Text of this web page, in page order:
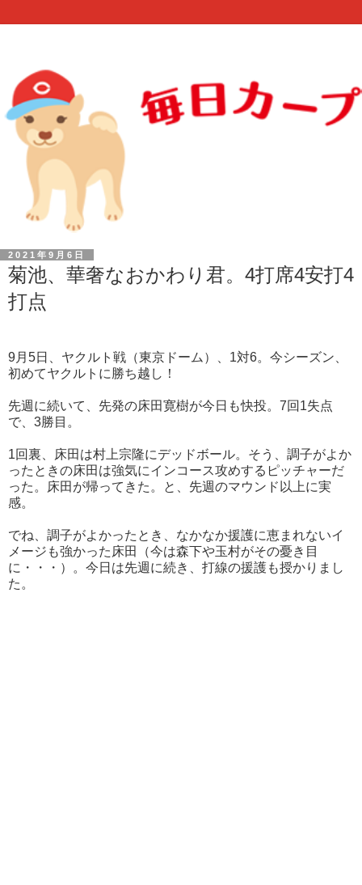
2021年9月6日
菊池、華奢なおかわり君。4打席4安打4
打点
9月5日、ヤクルト戦（東京ドーム）、1対6。今シーズン、
初めてヤクルトに勝ち越し！
先週に続いて、先発の床田寛樹が今日も快投。7回1失点
で、3勝目。
1回裏、床田は村上宗隆にデッドボール。そう、調子がよか
ったときの床田は強気にインコース攻めするピッチャーだ
った。床田が帰ってきた。と、先週のマウンド以上に実
感。
でね、調子がよかったとき、なかなか援護に恵まれないイ
メージも強かった床田（今は森下や玉村がその憂き目
に・・・）。今日は先週に続き、打線の援護も授かりまし
た。